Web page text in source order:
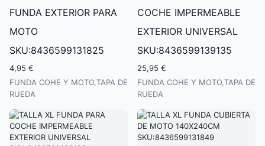
FUNDA EXTERIOR PARA
MOTO
SKU:8436599131825
4,95 €
FUNDA COHE Y MOTO,TAPA DE
RUEDA
COCHE IMPERMEABLE
EXTERIOR UNIVERSAL
SKU:8436599139135
25,95 €
FUNDA COHE Y MOTO,TAPA DE
RUEDA